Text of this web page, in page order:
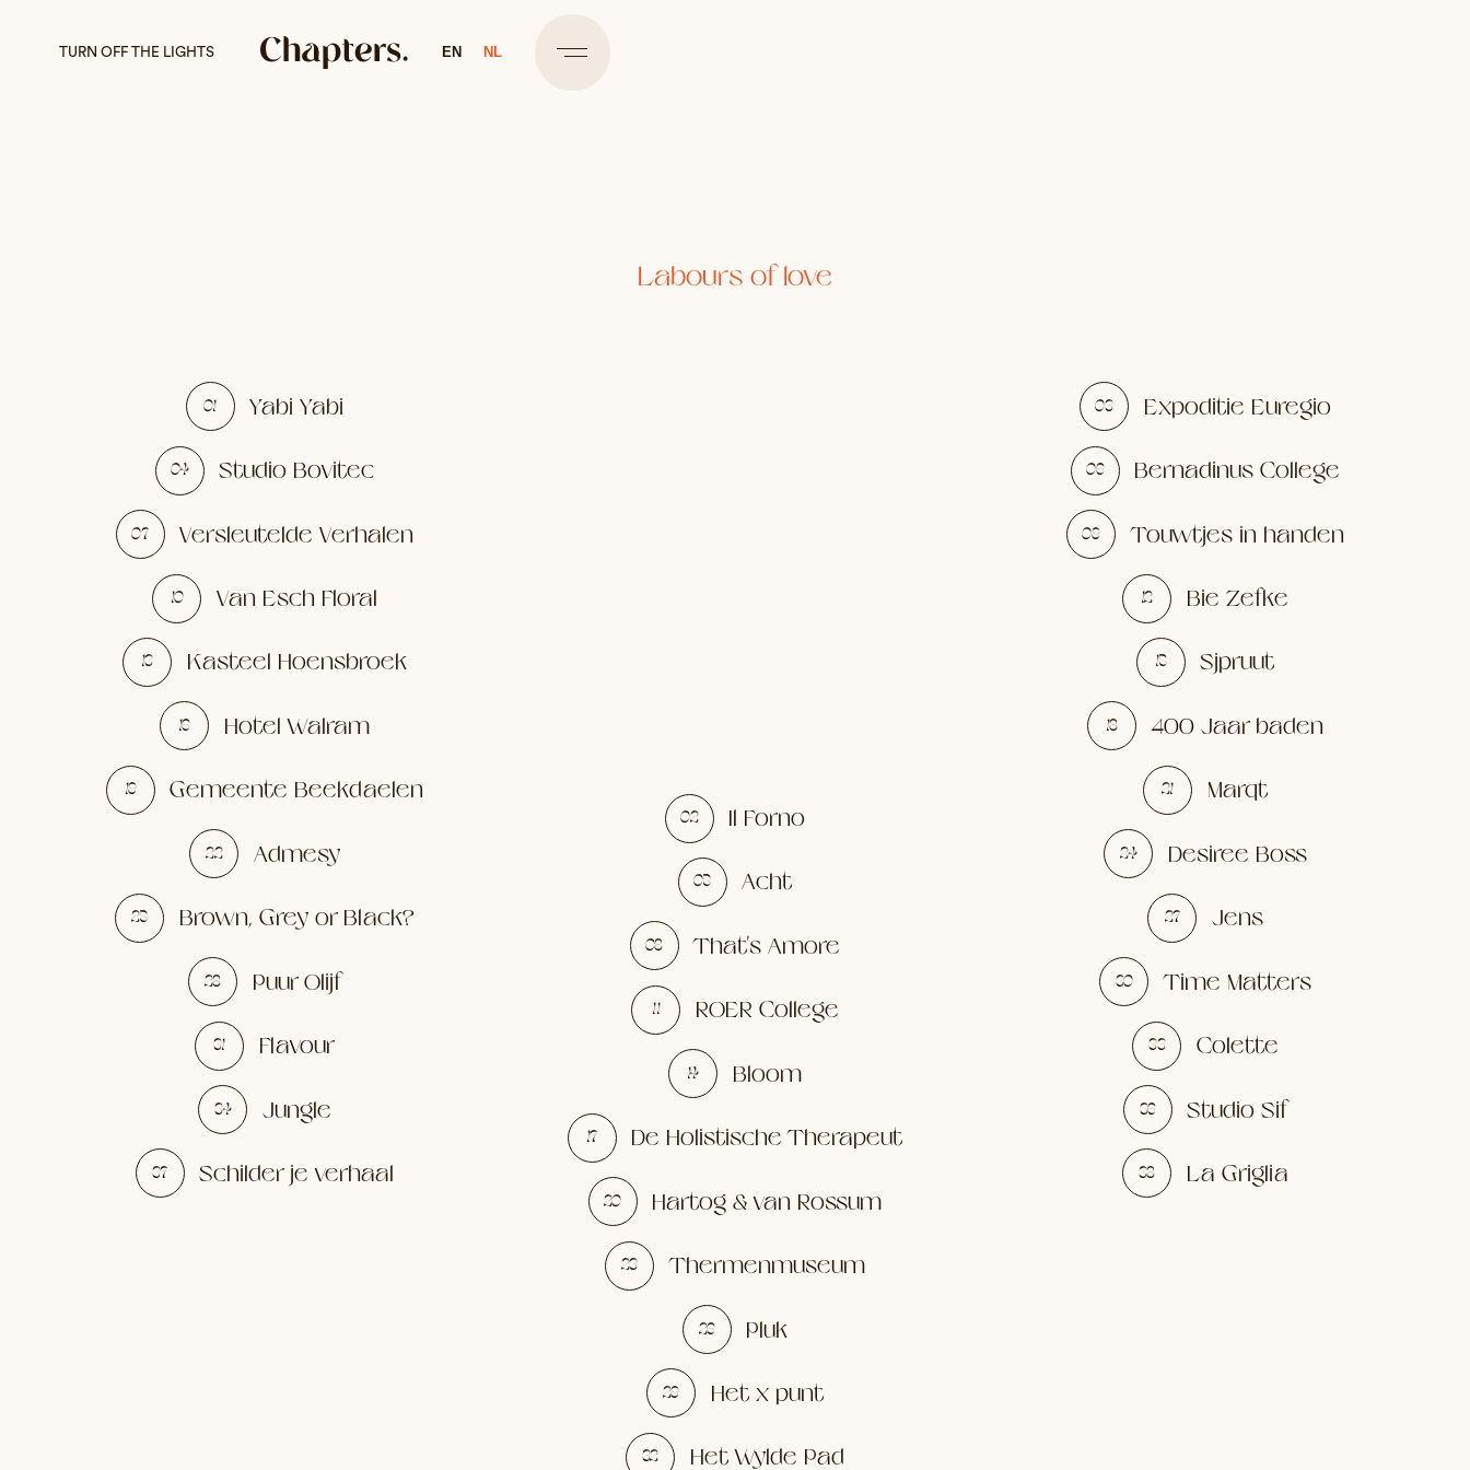
TU RN O FF TH E LI GHTS EN NL
Labours of love
01 Yabi Yabi
04 Studio Bovitec
07 Versleutelde Verhalen
10 Van Esch Floral
13 Kasteel Hoensbroek
16 Hotel Walram
19 Gemeente Beekdaelen
22 Admesy
25 Brown, Grey or Black?
28 Puur Olijf
31 Flavour
34 Jungle
37 Schilder je verhaal
02 Il Forno
05 Acht
08 That's Amore
11 ROER College
14 Bloom
17 De Holistische Therapeut
20 Hartog & van Rossum
23 Thermenmuseum
26 Pluk
29 Het x punt
32 Het Wylde Pad
03 Expoditie Euregio
06 Bernadinus College
09 Touwtjes in handen
12 Bie Zefke
15 Sjpruut
18 400 Jaar baden
21 Marqt
24 Desiree Boss
27 Jens
30 Time Matters
33 Colette
36 Studio Sif
38 La Griglia